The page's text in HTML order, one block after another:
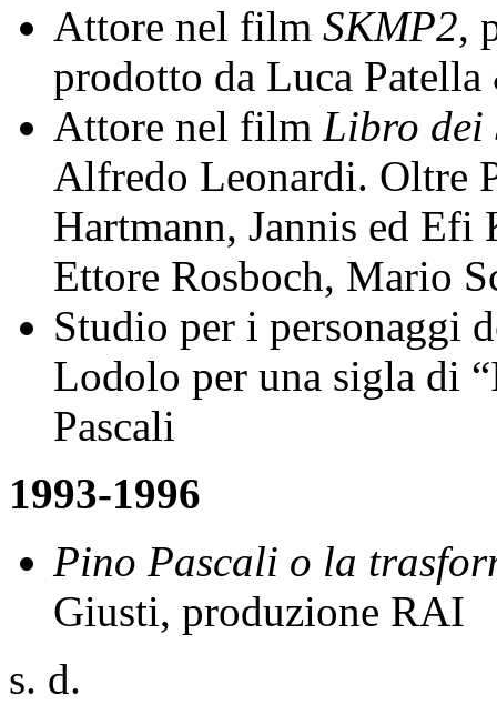
Attore nel film SKMP2,
prodotto da Luca
Attore nel film Libro dei
Alfredo Leonardi. Oltre
Hartmann, Jannis ed
Ettore Rosboch, Mario
Studio per i personaggi
Lodolo per una sigla di
Pascali
1993-1996
Pino Pascali o la
Giusti, produzione RAI
s. d.